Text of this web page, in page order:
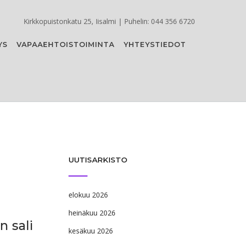
Kirkkopuistonkatu 25, Iisalmi | Puhelin: 044 356 6720
VAPAAEHTOISTOIMINTA YHTEYSTIEDOT
sali
UUTISARKISTO
elokuu 2026
heinäkuu 2026
kesäkuu 2026